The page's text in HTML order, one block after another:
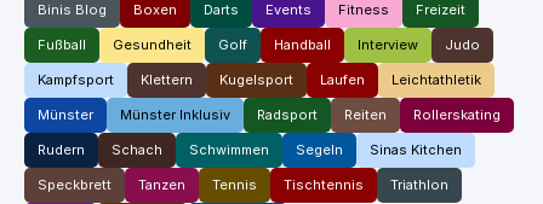
Binis Blog Boxen Darts Events Fitness Freizeit
Fußball Gesundheit Golf Handball Interview Judo
Kampfsport Klettern Kugelsport Laufen Leichtathletik
Münster Münster Inklusiv Radsport Reiten Rollerskating
Rudern Schach Schwimmen Segeln Sinas Kitchen
Speckbrett Tanzen Tennis Tischtennis Triathlon